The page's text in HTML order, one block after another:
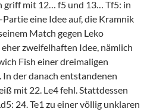
griff mit 12… f5 und 13… Tf5: in
eine Idee auf, die Kramnik
Match gegen Leko
zweifelhaften Idee, nämlich
Fish einer dreimaligen
der danach entstandenen
mit 22. Le4 fehl. Stattdessen
24. Te1 zu einer völlig unklaren